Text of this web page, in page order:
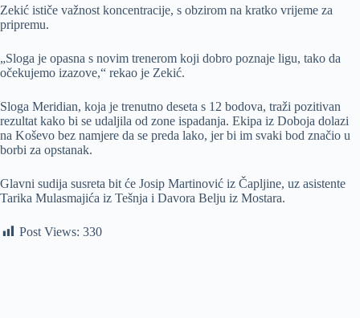
Zekić ističe važnost koncentracije, s obzirom na kratko vrijeme za
pripremu.
„Sloga je opasna s novim trenerom koji dobro poznaje ligu, tako da
očekujemo izazove,“ rekao je Zekić.
Sloga Meridian, koja je trenutno deseta s 12 bodova, traži pozitivan
rezultat kako bi se udaljila od zone ispadanja. Ekipa iz Doboja dolazi
na Koševo bez namjere da se preda lako, jer bi im svaki bod značio u
borbi za opstanak.
Glavni sudija susreta bit će Josip Martinović iz Čapljine, uz asistente
Tarika Mulasmajića iz Tešnja i Davora Belju iz Mostara.
Post Views: 330